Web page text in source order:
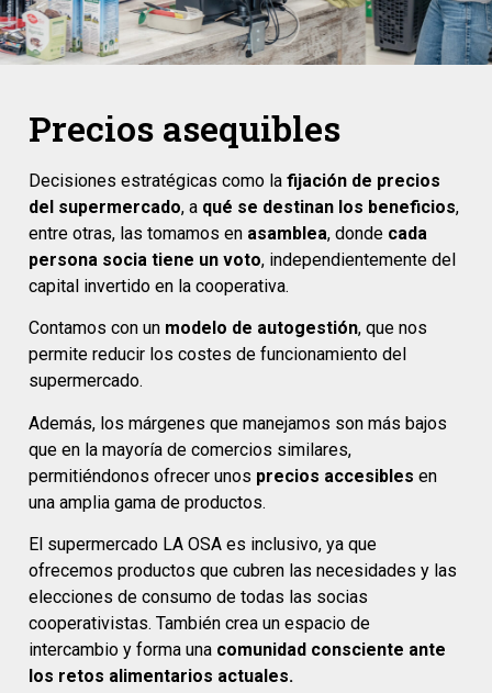
Precios asequibles
Decisiones estratégicas como la fijación de precios
del supermercado, a qué se destinan los beneficios,
entre otras, las tomamos en asamblea, donde cada
persona socia tiene un voto, independientemente del
capital invertido en la cooperativa.
Contamos con un modelo de autogestión, que nos
permite reducir los costes de funcionamiento del
supermercado.
Además, los márgenes que manejamos son más bajos
que en la mayoría de comercios similares,
permitiéndonos ofrecer unos precios accesibles en
una amplia gama de productos.
El supermercado LA OSA es inclusivo, ya que
ofrecemos productos que cubren las necesidades y las
elecciones de consumo de todas las socias
cooperativistas. También crea un espacio de
intercambio y forma una comunidad consciente ante
los retos alimentarios actuales.